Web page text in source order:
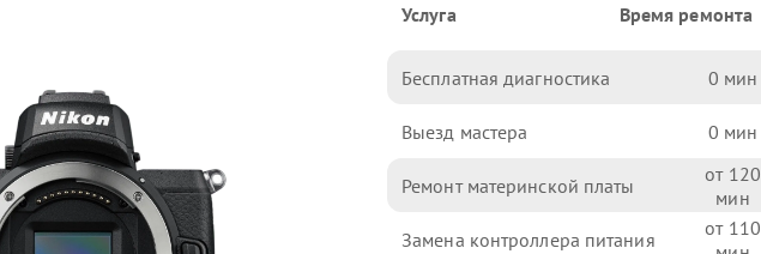
Услуга Время ремонта
Бесплатная диагностика 0
Выезд мастера 0
Ремонт материнской платы 120
Замена контроллера питания 110